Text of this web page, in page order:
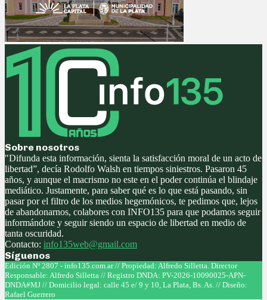
Sobre nosotros
"Difunda esta información, sienta la satisfacción moral de un acto de
libertad”, decía Rodolfo Walsh en tiempos siniestros. Pasaron 45
años, y aunque el macrismo no este en el poder continúa el blindaje
mediático. Justamente, para saber qué es lo que está pasando, sin
pasar por el filtro de los medios hegemónicos, te pedimos que, lejos
de abandonarnos, colabores con INFO135 para que podamos seguir
informándote y seguir siendo un espacio de libertad en medio de
tanta oscuridad.
Contacto: info135web@gmail.com
Síguenos
Facebook
Twitter
Instagram
Youtube
Edición Nº 2807 - info135.com.ar // Propiedad: Alfredo Silletta. Director
Responsable: Alfredo Silletta // Registro DNDA: PV-2026-10090025-APN-
DNDA#MJ // Domicilio legal: calle 45 e/ 9 y 10, La Plata, Bs. As. // Diseño:
Rafael Guerrero